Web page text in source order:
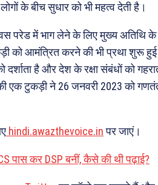
के बीच सुधार को भी महत्व देती है।
परेड में भाग लेने के लिए मुख्य अतिथि
को आमंत्रित करने की भी प्रथा शुरू हुई
दर्शाता है और देश के रक्षा संबंधों को
एक टुकड़ी ने 26 जनवरी 2023 को
hindi.awazthevoice.inपर जाएं।
पास कर DSP बनीं, कैसे की थी पढ़ाई?